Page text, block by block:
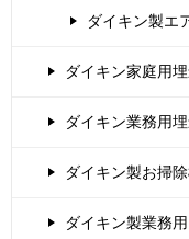
ダイキン製エ
ダイキン家庭用
ダイキン業務用
ダイキン製お掃
ダイキン製業務